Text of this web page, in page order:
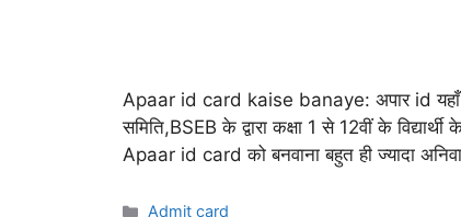
Apaar id card kaise banaye: अपार id यहाँ से
समिति,BSEB के द्वारा कक्षा 1 से 12वीं के
Apaar id card को बनवाना बहुत ही ज्यादा
Categories
Admit card